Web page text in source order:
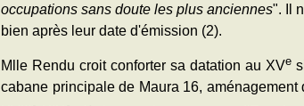
occupations sans doute les plus anciennes". Il
bien après leur date d'émission (2).
Mlle Rendu croit conforter sa datation au XVe
cabane principale de Maura 16,